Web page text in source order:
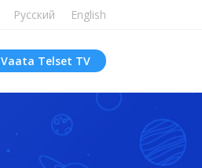
Русский English
Vaata Telset TV